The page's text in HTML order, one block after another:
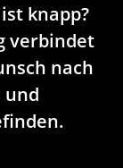
knapp?
verbindet
nach
und